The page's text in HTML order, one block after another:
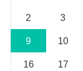
2 3
9 10
16 17